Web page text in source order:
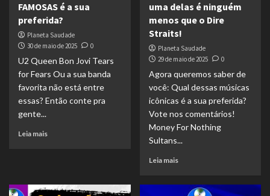
FAMOSAS é a sua
preferida?
Planeta Saudade
30 de maio de 2025
0
U2 Queen Bon Jovi Tears
for Fears Ou a sua banda
favorita não está entre
essas? Então conte pra
gente...
Leia mais
uma delas é ninguém
menos que o Dire
Straits!
Planeta Saudade
29 de maio de 2025
0
Agora queremos saber de
você: Qual dessas músicas
icônicas é a sua preferida?
Vote nos comentários!
Money For Nothing
Sultans...
Leia mais